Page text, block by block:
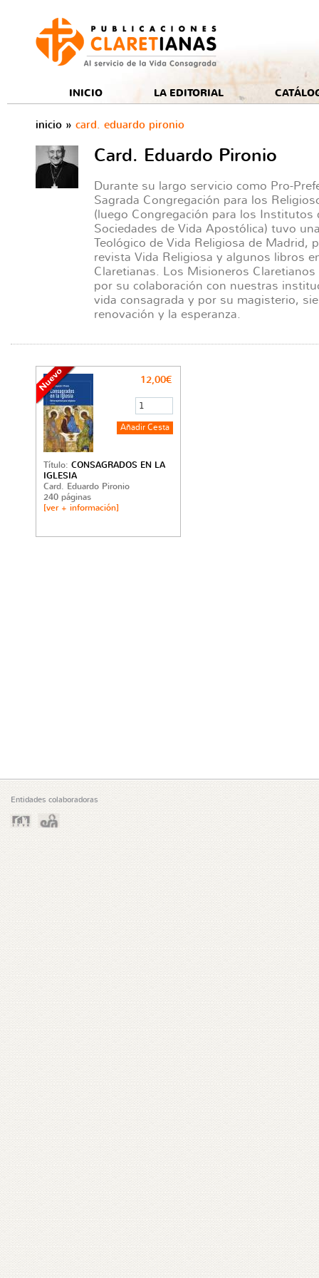
INICIO LA EDITORIAL
inicio » card. eduardo pironio
Card. Eduardo Pironio
Durante su largo servicio como Pro-
Sagrada Congregación para los
(luego Congregación para los Institutos
Sociedades de Vida Apostólica) tuvo
Teológico de Vida Religiosa de Madrid,
revista Vida Religiosa y algunos libros
Claretianas. Los Misioneros
por su colaboración con nuestras
vida consagrada y por su magisterio,
renovación y la esperanza.
Título: CONSAGRADOS EN LA
IGLESIA
Card. Eduardo Pironio
240 páginas
[ver + información]
12,00€
Entidades colaboradoras